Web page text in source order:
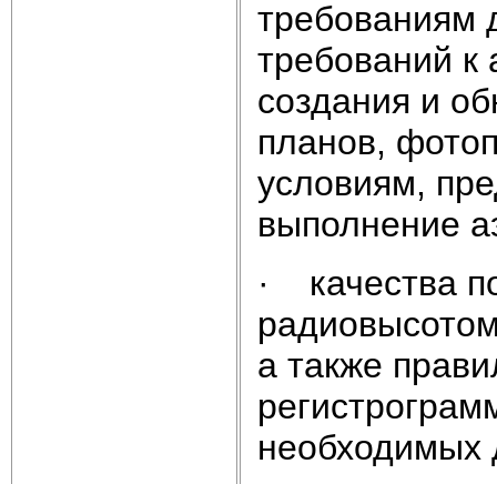
требованиям
требований
создания и
планов,
условиям,
выполнение
· качества
а также
необходимых